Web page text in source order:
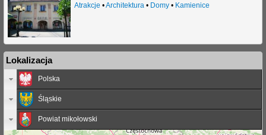
Atrakcje •Architektura • Domy• Kamienice
Lokalizacja
Polska
Śląskie
Powiat mikołowski